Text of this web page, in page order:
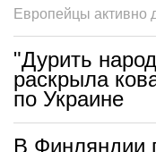
Европейцы активно
"Дурить
раскрыла
по Украине
В Финляндии